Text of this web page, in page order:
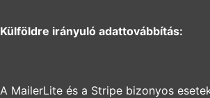
Külföldre irányuló adattovábbítás:
A MailerLite és a Stripe bizonyos